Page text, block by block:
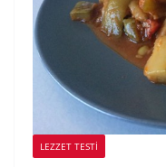
LEZZET TESTI